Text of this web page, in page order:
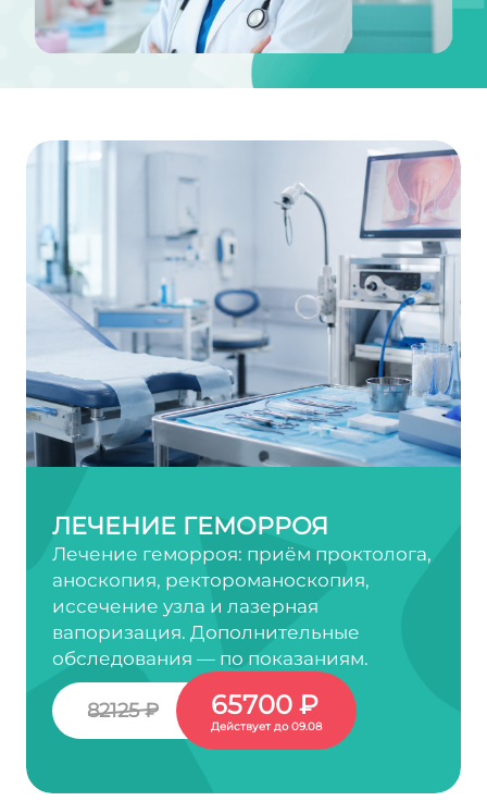
ЛЕЧЕНИЕ ГЕМОРРОЯ
Лечение геморроя: приём проктолога,
аноскопия, ректороманоскопия,
иссечение узла и лазерная
вапоризация. Дополнительные
обследования — по показаниям.
82125 ₽ 65700 ₽
Действует до 09.08